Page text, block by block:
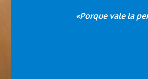
«Porque vale la